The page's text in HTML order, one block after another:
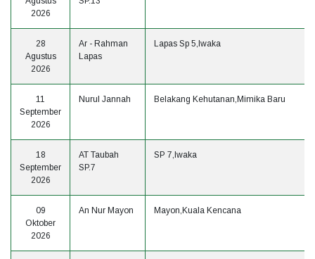
2026
28
Agustus
2026
Ar - Rahman
Lapas
Lapas Sp 5,Iwaka
11
September
2026
Nurul Jannah Belakang Kehutanan,Mimika Baru
18
September
2026
AT Taubah
SP.7
SP 7,Iwaka
09
Oktober
2026
An Nur Mayon Mayon,Kuala Kencana